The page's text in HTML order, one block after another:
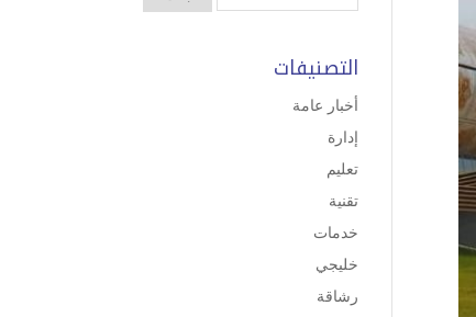
التصنيفات
أخبار عامة
إدارة
تعليم
تقنية
خدمات
خليجي
رشاقة